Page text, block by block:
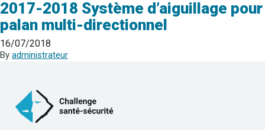
2017-2018 Système d’aiguillage pour
palan multi-directionnel
16/07/2018
By administrateur